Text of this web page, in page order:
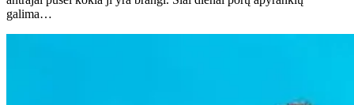
galima…